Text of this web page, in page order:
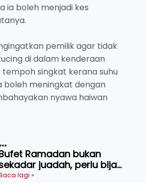
ia boleh menjadi kes
pemilik agar tidak
di dalam kenderaan
singkat kerana suhu
boleh meningkat dengan
nyawa haiwan
Ramadan bukan
juadah, perlu bijak
dan selamat
lagi »